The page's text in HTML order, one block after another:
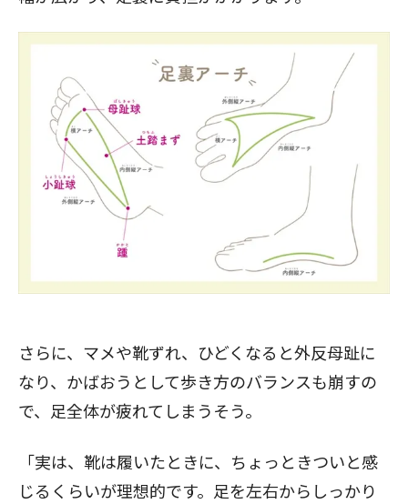
さらに、マメや靴ずれ、ひどくなると外反母趾に
なり、かばおうとして歩き方のバランスも崩すの
で、足全体が疲れてしまうそう。
「実は、靴は履いたときに、ちょっときついと感
じるくらいが理想的です。足を左右からしっかり